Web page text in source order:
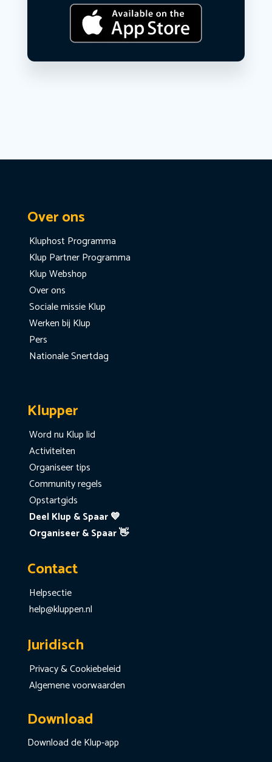
Over ons
Kluphost Programma
Klup Partner Programma
Klup Webshop
Over ons
Sociale missie Klup
Werken bij Klup
Pers
Nationale Snertdag
Klupper
Word nu Klup lid
Activiteiten
Organiseer tips
Community regels
Opstartgids
Deel Klup & Spaar 💙
Organiseer & Spaar 👋
Contact
Helpsectie
help@kluppen.nl
Juridisch
Privacy & Cookiebeleid
Algemene voorwaarden
Download
Download de Klup-app